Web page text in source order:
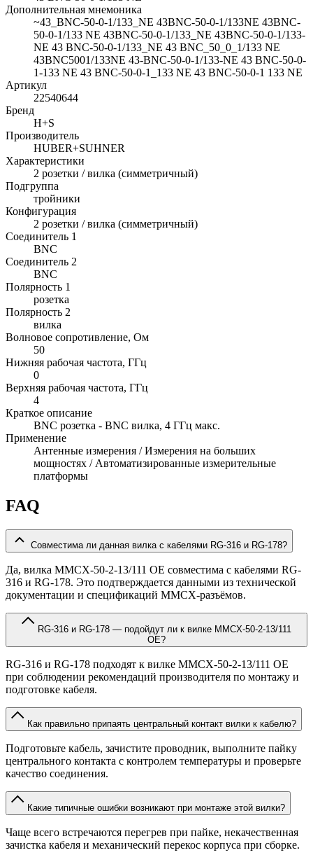
Дополнительная мнемоника
~43_BNC-50-0-1/133_NE 43BNC-50-0-1/133NE 43BNC-
50-0-1/133 NE 43BNC-50-0-1/133_NE 43BNC-50-0-1/133-
NE 43 BNC-50-0-1/133_NE 43 BNC_50_0_1/133 NE
43BNC5001/133NE 43-BNC-50-0-1/133-NE 43 BNC-50-0-
1-133 NE 43 BNC-50-0-1_133 NE 43 BNC-50-0-1 133 NE
Артикул
22540644
Бренд
H+S
Производитель
HUBER+SUHNER
Характеристики
2 розетки / вилка (симметричный)
Подгруппа
тройники
Конфигурация
2 розетки / вилка (симметричный)
Соединитель 1
BNC
Соединитель 2
BNC
Полярность 1
розетка
Полярность 2
вилка
Волновое сопротивление, Ом
50
Нижняя рабочая частота, ГГц
0
Верхняя рабочая частота, ГГц
4
Краткое описание
BNC розетка - BNC вилка, 4 ГГц макс.
Применение
Антенные измерения / Измерения на больших
мощностях / Автоматизированные измерительные
платформы
FAQ
Совместима ли данная вилка с кабелями RG-316 и RG-178?
Да, вилка MMCX-50-2-13/111 OE совместима с кабелями RG-
316 и RG-178. Это подтверждается данными из технической
документации и спецификаций MMCX-разъёмов.
OE?
RG-316 и RG-178 подходят к вилке MMCX-50-2-13/111 OE
при соблюдении рекомендаций производителя по монтажу и
подготовке кабеля.
Как правильно припаять центральный контакт вилки к кабелю?
Подготовьте кабель, зачистите проводник, выполните пайку
центрального контакта с контролем температуры и проверьте
качество соединения.
Какие типичные ошибки возникают при монтаже этой вилки?
Чаще всего встречаются перегрев при пайке, некачественная
зачистка кабеля и механический перекос корпуса при сборке.